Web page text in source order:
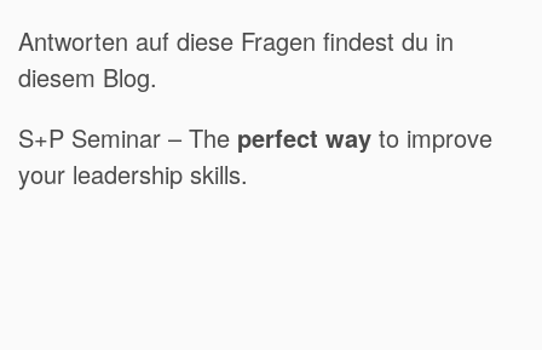
Antworten auf diese Fragen findest du in
diesem Blog.
S+P Seminar – The perfect way to improve
your leadership skills.